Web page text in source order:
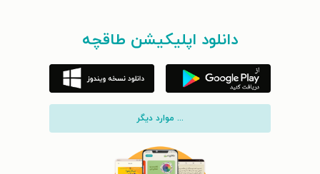
دانلود اپلیکیشن طاقچه
... موارد دیگر